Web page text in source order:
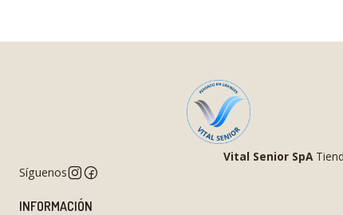
Vital Senior SpA
Síguenos
INFORMACIÓN